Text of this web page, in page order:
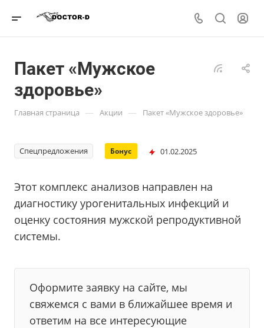
Пакет «Мужское
здоровье»
Главная страница — Акции — Пакет «Мужское здоровье»
Спецпредложения Бонус 01.02.2025
Этот комплекс анализов направлен на
диагностику урогенитальных инфекций и
оценку состояния мужской репродуктивной
системы.
Оформите заявку на сайте, мы
свяжемся с вами в ближайшее время и
ответим на все интересующие